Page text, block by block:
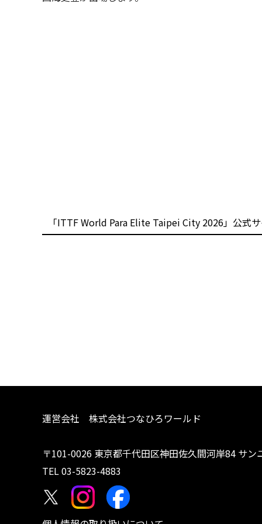
「ITTF World Para Elite Taipei City 2026」公式
運営会社 株式会社つなひろワールド
〒101-0026 東京都千代田区神田佐久間河岸84 サン
TEL03-5823-4883